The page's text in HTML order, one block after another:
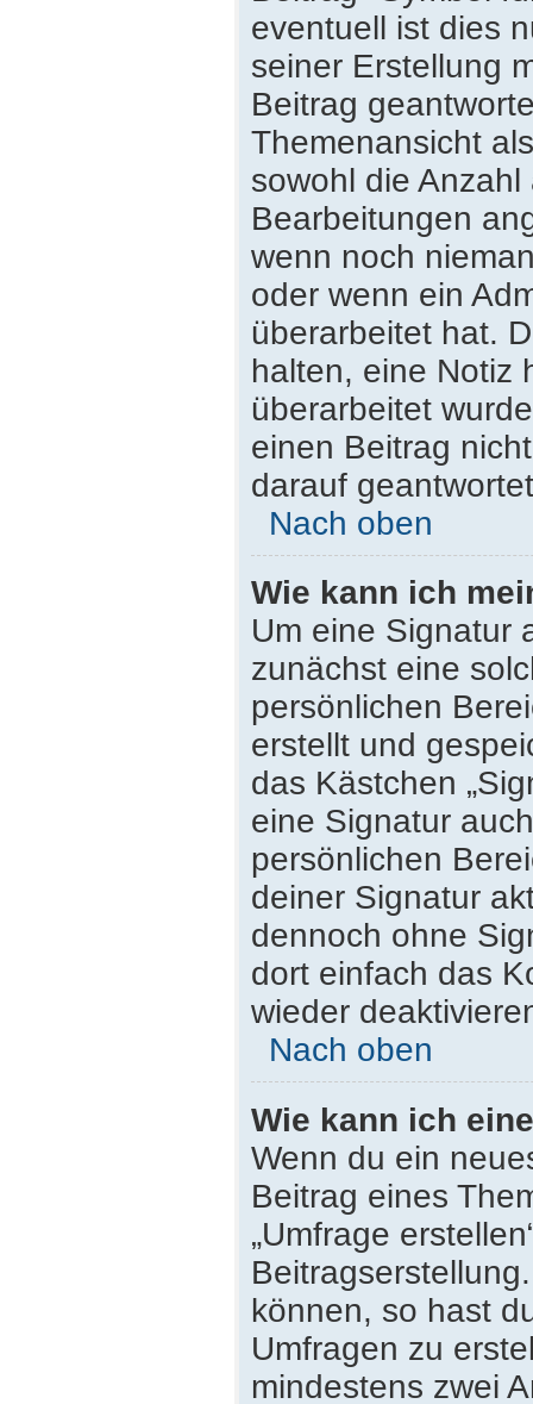
eventuell ist dies
seiner Erstellung
Beitrag
Themenansicht
sowohl die
Bearbeitungen
wenn noch
oder wenn ein
überarbeitet hat.
halten, eine Notiz
überarbeitet
einen Beitrag
darauf
Nach oben
Wie kann ich
Um eine Signatur
zunächst eine
persönlichen
erstellt und
das Kästchen
eine Signatur
persönlichen
deiner Signatur
dennoch ohne
dort einfach das
wieder
Nach oben
Wie kann ich
Wenn du ein
Beitrag eines
„Umfrage
können, so hast
Umfragen zu
mindestens zwei